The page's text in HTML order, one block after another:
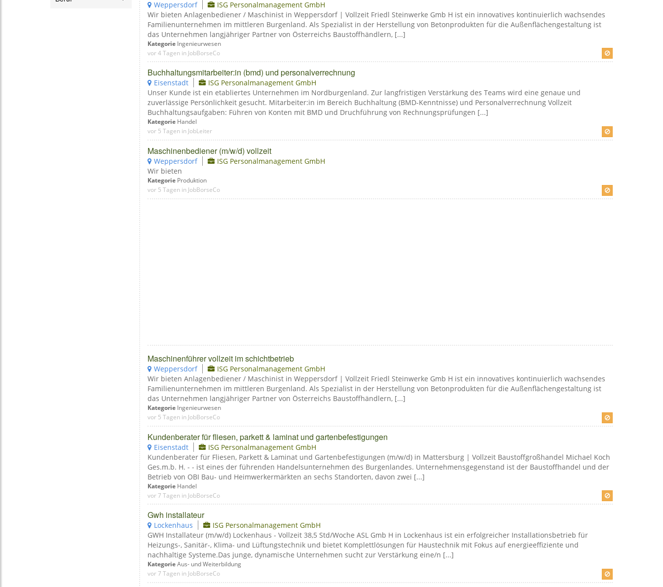
Weppersdorf
ISG Personalmanagement GmbH
Wir bieten Anlagenbediener / Maschinist in Weppersdorf | Vollzeit Friedl Steinwerke Gmb H ist ein innovatives kontinuierlich wachsendes
Familienunternehmen im mittleren Burgenland. Als Spezialist in der Herstellung von Betonprodukten für die Außenflächengestaltung ist
das Unternehmen langjähriger Partner von Österreichs Baustoffhändlern, [...]
Kategorie Ingenieurwesen
vor 4 Tagen in JobBorseCo
Buchhaltungsmitarbeiter:in (bmd) und personalverrechnung
Eisenstadt
ISG Personalmanagement GmbH
Unser Kunde ist ein etabliertes Unternehmen im Nordburgenland. Zur langfristigen Verstärkung des Teams wird eine genaue und
zuverlässige Persönlichkeit gesucht. Mitarbeiter:in im Bereich Buchhaltung (BMD-Kenntnisse) und Personalverrechnung Vollzeit
Buchhaltungsaufgaben: Führen von Konten mit BMD und Druchführung von Rechnungsprüfungen [...]
Kategorie Handel
vor 5 Tagen in JobLeiter
Maschinenbediener (m/w/d) vollzeit
Weppersdorf
ISG Personalmanagement GmbH
Wir bieten
Kategorie Produktion
vor 5 Tagen in JobBorseCo
Maschinenführer vollzeit im schichtbetrieb
Weppersdorf
ISG Personalmanagement GmbH
Wir bieten Anlagenbediener / Maschinist in Weppersdorf | Vollzeit Friedl Steinwerke Gmb H ist ein innovatives kontinuierlich wachsendes
Familienunternehmen im mittleren Burgenland. Als Spezialist in der Herstellung von Betonprodukten für die Außenflächengestaltung ist
das Unternehmen langjähriger Partner von Österreichs Baustoffhändlern, [...]
Kategorie Ingenieurwesen
vor 5 Tagen in JobBorseCo
Kundenberater für fliesen, parkett & laminat und gartenbefestigungen
Eisenstadt
ISG Personalmanagement GmbH
Kundenberater für Fliesen, Parkett & Laminat und Gartenbefestigungen (m/w/d) in Mattersburg | Vollzeit Baustoffgroßhandel Michael Koch
Ges.m.b. H. - - ist eines der führenden Handelsunternehmen des Burgenlandes. Unternehmensgegenstand ist der Baustoffhandel und der
Betrieb von OBI Bau- und Heimwerkermärkten an sechs Standorten, davon zwei [...]
Kategorie Handel
vor 7 Tagen in JobBorseCo
Gwh installateur
Lockenhaus
ISG Personalmanagement GmbH
GWH Installateur (m/w/d) Lockenhaus - Vollzeit 38,5 Std/Woche ASL Gmb H in Lockenhaus ist ein erfolgreicher Installationsbetrieb für
Heizungs-, Sanitär-, Klima- und Lüftungstechnik und bietet Komplettlösungen für Haustechnik mit Fokus auf energieeffiziente und
nachhaltige Systeme.Das junge, dynamische Unternehmen sucht zur Verstärkung eine/n [...]
KategorieAus- und Weiterbildung
vor 7 Tagen in JobBorseCo